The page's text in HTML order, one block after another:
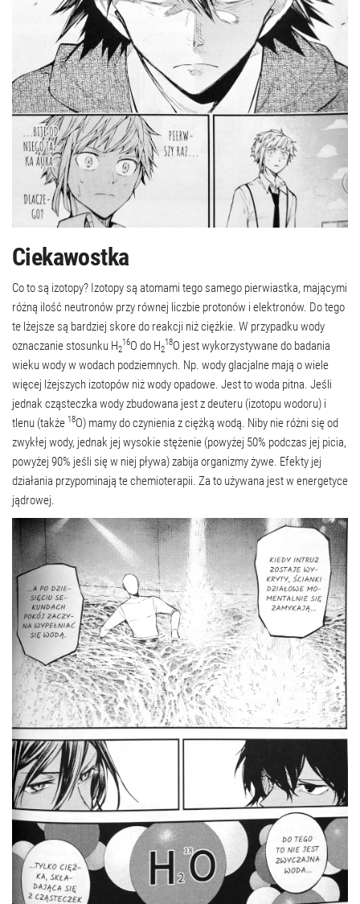
Ciekawostka
Co to są izotopy? Izotopy są atomami tego samego pierwiastka, mającymi
różną ilość neutronów przy równej liczbie protonów i elektronów. Do tego
te lżejsze są bardziej skore do reakcji niż ciężkie. W przypadku wody
oznaczanie stosunku H2
16O do H2
18O jest wykorzystywane do badania
wieku wody w wodach podziemnych. Np. wody glacjalne mają o wiele
więcej lżejszych izotopów niż wody opadowe. Jest to woda pitna. Jeśli
jednak cząsteczka wody zbudowana jest z deuteru (izotopu wodoru) i
tlenu (także 18O) mamy do czynienia z ciężką wodą. Niby nie różni się od
zwykłej wody, jednak jej wysokie stężenie (powyżej 50% podczas jej picia,
powyżej 90% jeśli się w niej pływa) zabija organizmy żywe. Efekty jej
działania przypominają te chemioterapii. Za to używana jest w energetyce
jądrowej.